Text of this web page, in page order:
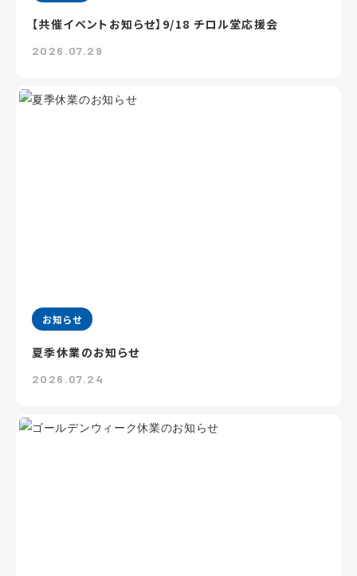
【共催イベントお知らせ】9/18 チロル堂応援会
2026.07.29
お知らせ
夏季休業のお知らせ
2026.07.24